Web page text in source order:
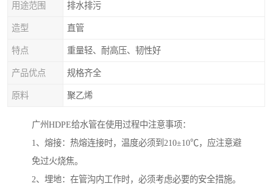
用途范围 排水排污
造型 直管
特点 重量轻、耐高压、韧性好
产品优点 规格齐全
原料 聚乙烯
广州HDPE给水管在使用过程中注意事项：
1、熔接：热熔连接时，温度必须到210±10℃，应注意避
免过火烧焦。
2、埋地：在管沟内工作时，必须考虑必要的安全措施。